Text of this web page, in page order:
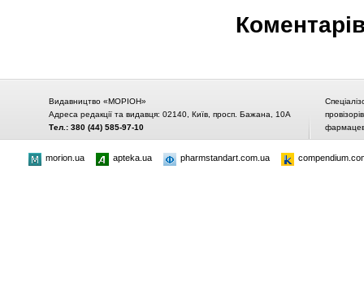
Видавництво «МОРІОН»
Адреса редакції та видавця: 02140, Київ, просп. Бажана, 10А
Тел.: 380 (44) 585-97-10
morion.ua apteka.ua pharmstandart.com.ua